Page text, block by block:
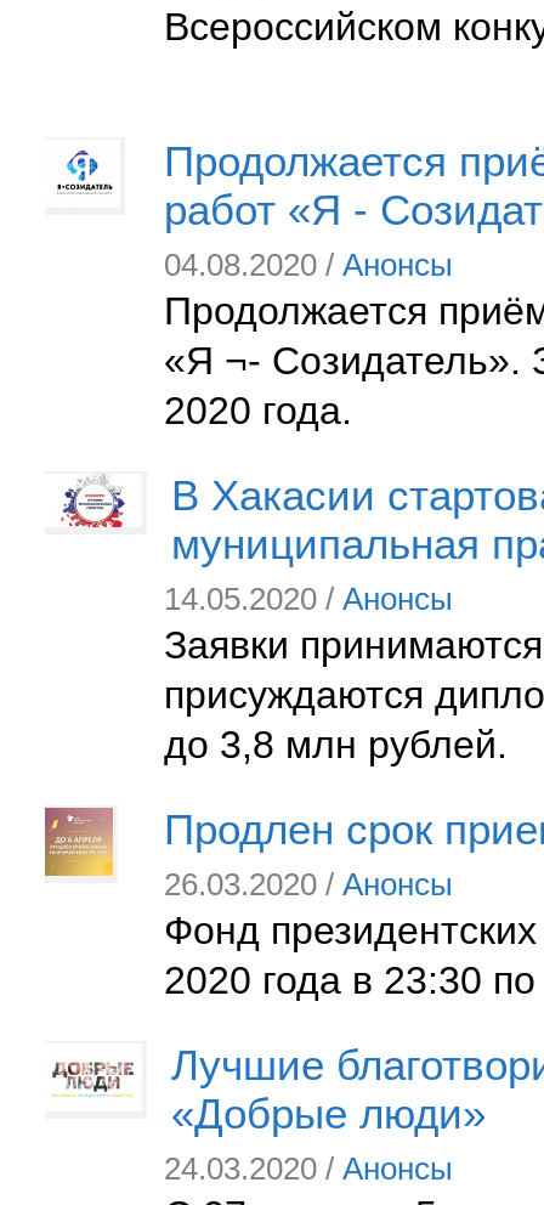
Всероссийском
Продолжается
работ «Я -
04.08.2020 / Анонсы
Продолжается
«Я ¬- Созидатель».
2020 года.
В Хакасии
муниципальная
14.05.2020 / Анонсы
Заявки
присуждаются
до 3,8 млн рублей.
Продлен срок
26.03.2020 / Анонсы
Фонд
2020 года в 23:30
Лучшие
«Добрые люди»
24.03.2020 / Анонсы